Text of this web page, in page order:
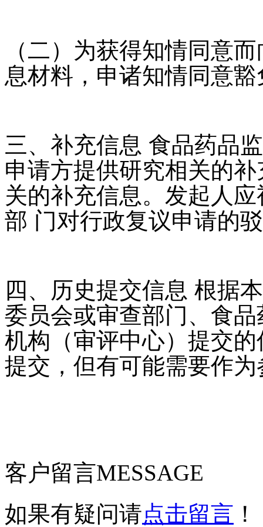
（二）为获得知情同意
息材料，申诸知情同意
三、补充信息 食品药品
申请方提供研究相关的
关的补充信息。发起人
部 门对行政复议申请的
四、历史提交信息 根据
委员会或审查部门、食
机构（审评中心）提交
提交，但有可能需要作
客户留言MESSAGE
如果有疑问请点击留言 ！